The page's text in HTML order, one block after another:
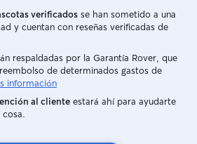
verificados se han sometido a una
y cuentan con reseñas verificadas de
respaldadas por la Garantía Rover, que
de determinados gastos de
información
al cliente estará ahí para ayudarte
cosa.